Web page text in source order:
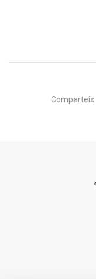
Comparteix